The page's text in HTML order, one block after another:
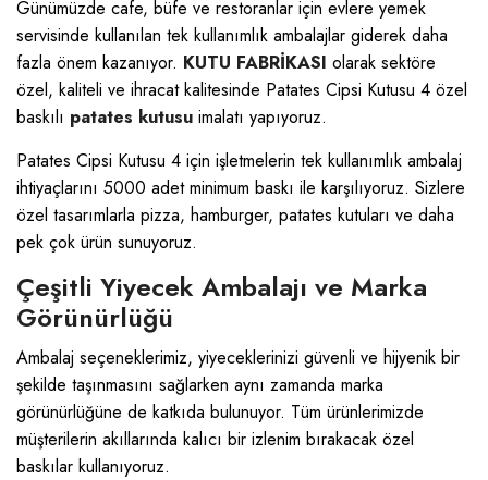
Günümüzde cafe, büfe ve restoranlar için evlere yemek
servisinde kullanılan tek kullanımlık ambalajlar giderek daha
fazla önem kazanıyor. KUTU FABRİKASI olarak sektöre
özel, kaliteli ve ihracat kalitesinde Patates Cipsi Kutusu 4 özel
baskılı patates kutusu imalatı yapıyoruz.
Patates Cipsi Kutusu 4 için işletmelerin tek kullanımlık ambalaj
ihtiyaçlarını 5000 adet minimum baskı ile karşılıyoruz. Sizlere
özel tasarımlarla pizza, hamburger, patates kutuları ve daha
pek çok ürün sunuyoruz.
Çeşitli Yiyecek Ambalajı ve Marka
Görünürlüğü
Ambalaj seçeneklerimiz, yiyeceklerinizi güvenli ve hijyenik bir
şekilde taşınmasını sağlarken aynı zamanda marka
görünürlüğüne de katkıda bulunuyor. Tüm ürünlerimizde
müşterilerin akıllarında kalıcı bir izlenim bırakacak özel
baskılar kullanıyoruz.